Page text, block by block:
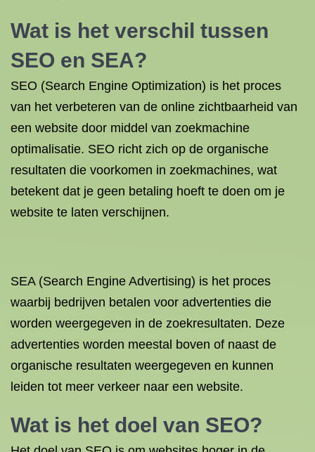
Wat is het verschil tussen
SEO en SEA?
SEO (Search Engine Optimization) is het proces
van het verbeteren van de online zichtbaarheid van
een website door middel van zoekmachine
optimalisatie. SEO richt zich op de organische
resultaten die voorkomen in zoekmachines, wat
betekent dat je geen betaling hoeft te doen om je
website te laten verschijnen.
SEA (Search Engine Advertising) is het proces
waarbij bedrijven betalen voor advertenties die
worden weergegeven in de zoekresultaten. Deze
advertenties worden meestal boven of naast de
organische resultaten weergegeven en kunnen
leiden tot meer verkeer naar een website.
Wat is het doel van SEO?